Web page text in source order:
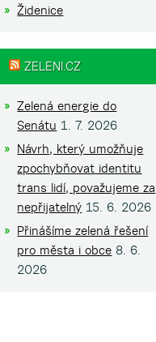
Židenice
ZELENI.CZ
Zelená energie do
Senátu 1. 7. 2026
Návrh, který umožňuje
zpochybňovat identitu
trans lidí, považujeme za
nepřijatelný 15. 6. 2026
Přinášíme zelená řešení
pro města i obce 8. 6.
2026